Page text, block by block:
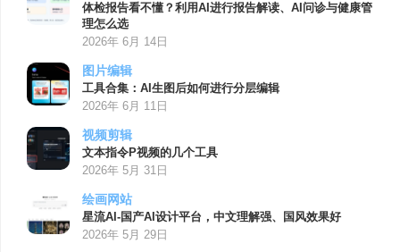
体检报告看不懂？利用AI进行报告解读、AI问诊与健康管
理怎么选
2026年 6月 14日
图片编辑
工具合集：AI生图后如何进行分层编辑
2026年 6月 11日
视频剪辑
文本指令P视频的几个工具
2026年 5月 31日
绘画网站
星流AI-国产AI设计平台，中文理解强、国风效果好
2026年 5月 29日